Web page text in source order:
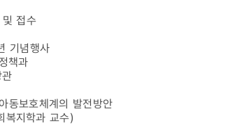
접수
기념행사
책과
보호체계의 발전방안
복지학과 교수)